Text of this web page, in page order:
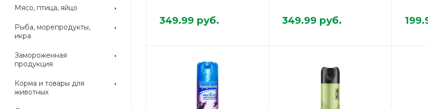
Мясо, птица, яйцо
Рыба, морепродукты,
икра
Замороженная
продукция
Корма и товары для
животных
349.99 руб. 349.99 руб.